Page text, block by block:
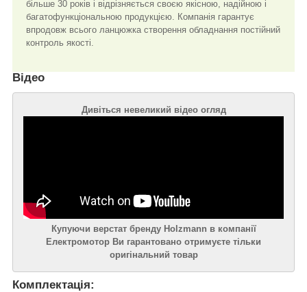
більше 30 років і відрізняється своєю якісною, надійною і
багатофункціональною продукцією. Компанія гарантує
впродовж всього ланцюжка створення обладнання постійний
контроль якості.
Відео
Дивіться невеликий відео огляд
Купуючи верстат бренду Holzmann в компанії
Електромотор Ви гарантовано отримуєте тільки
оригінальний товар
Комплектація: